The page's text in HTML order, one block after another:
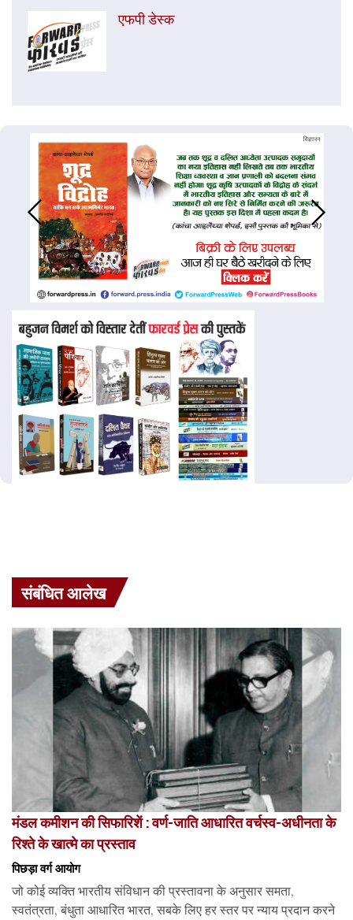
एफपी डेस्‍क
संबंधित आलेख
मंडल कमीशन की सिफारिशें : वर्ण-जाति आधारित वर्चस्व-अधीनता के
रिश्ते के खात्मे का प्रस्ताव
पिछड़ा वर्ग आयोग
जो कोई व्यक्ति भारतीय संविधान की प्रस्तावना के अनुसार समता,
स्वतंत्रता, बंधुता आधारित भारत, सबके लिए हर स्तर पर न्याय प्रदान करने